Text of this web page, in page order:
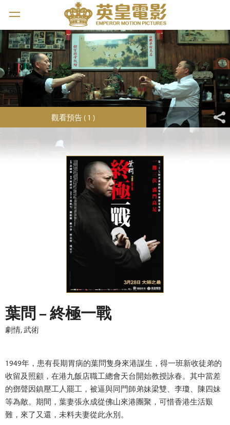
觀看預告 ( 1 )
葉問 – 終極一戰
劇情, 武術
1949年，患有長期胃病的葉問隻身來港謀生，得一班新收徒弟的
收留及照顧，在港九飯店職工總會天台開始教授詠春。其中當差
的鄧聲因鎮壓工人罷工，被逼與同門師弟妹梁雙、李瓊、陳四妹
等為敵。期間，葉妻張永成從佛山來港團聚，可惜香港生活艱
難，來了又還，未料夫妻從此永別。